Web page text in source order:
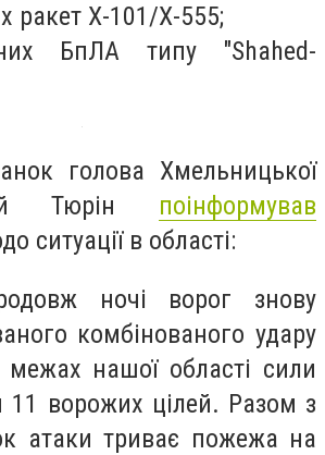
ракет Х-101/Х-555;
БпЛА типу "Shahed-
голова Хмельницької
Тюрін поінформував
ситуації в області:
ночі ворог знову
комбінованого удару
межах нашої області сили
ворожих цілей. Разом з
атаки триває пожежа на